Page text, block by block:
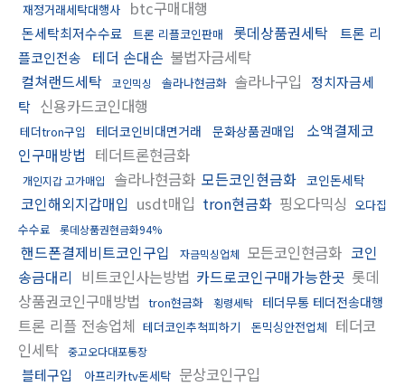
재정거래세탁대행사 btc구매대행
돈세탁최저수수료 트론 리플코인판매 롯데상품권세탁
트론 리
플코인전송
테더 손대손 불법자금세탁
컬쳐랜드세탁
코인믹싱 솔라나현금화 솔라나구입
정치자금세
탁 신용카드코인대행
테더tron구입 테더코인비대면거래 문화상품권매입
소액결제코
인구매방법 테더트론현금화
개인지갑 고가매입 솔라나현금화 모든코인현금화 코인돈세탁
코인해외지갑매입 usdt매입 tron현금화 핑오다믹싱 오다집
수수료
롯데상품권현금화94%
핸드폰결제비트코인구입 자금믹싱업체 모든코인현금화 코인
송금대리 비트코인사는방법 카드로코인구매가능한곳 롯데
상품권코인구매방법 tron현금화 횡령세탁 테더무통 테더전송대행
트론 리플 전송업체 테더코인추척피하기 돈믹싱안전업체 테더코
인세탁 중고오다대포통장
블테구입 아프리카tv돈세탁 문상코인구입